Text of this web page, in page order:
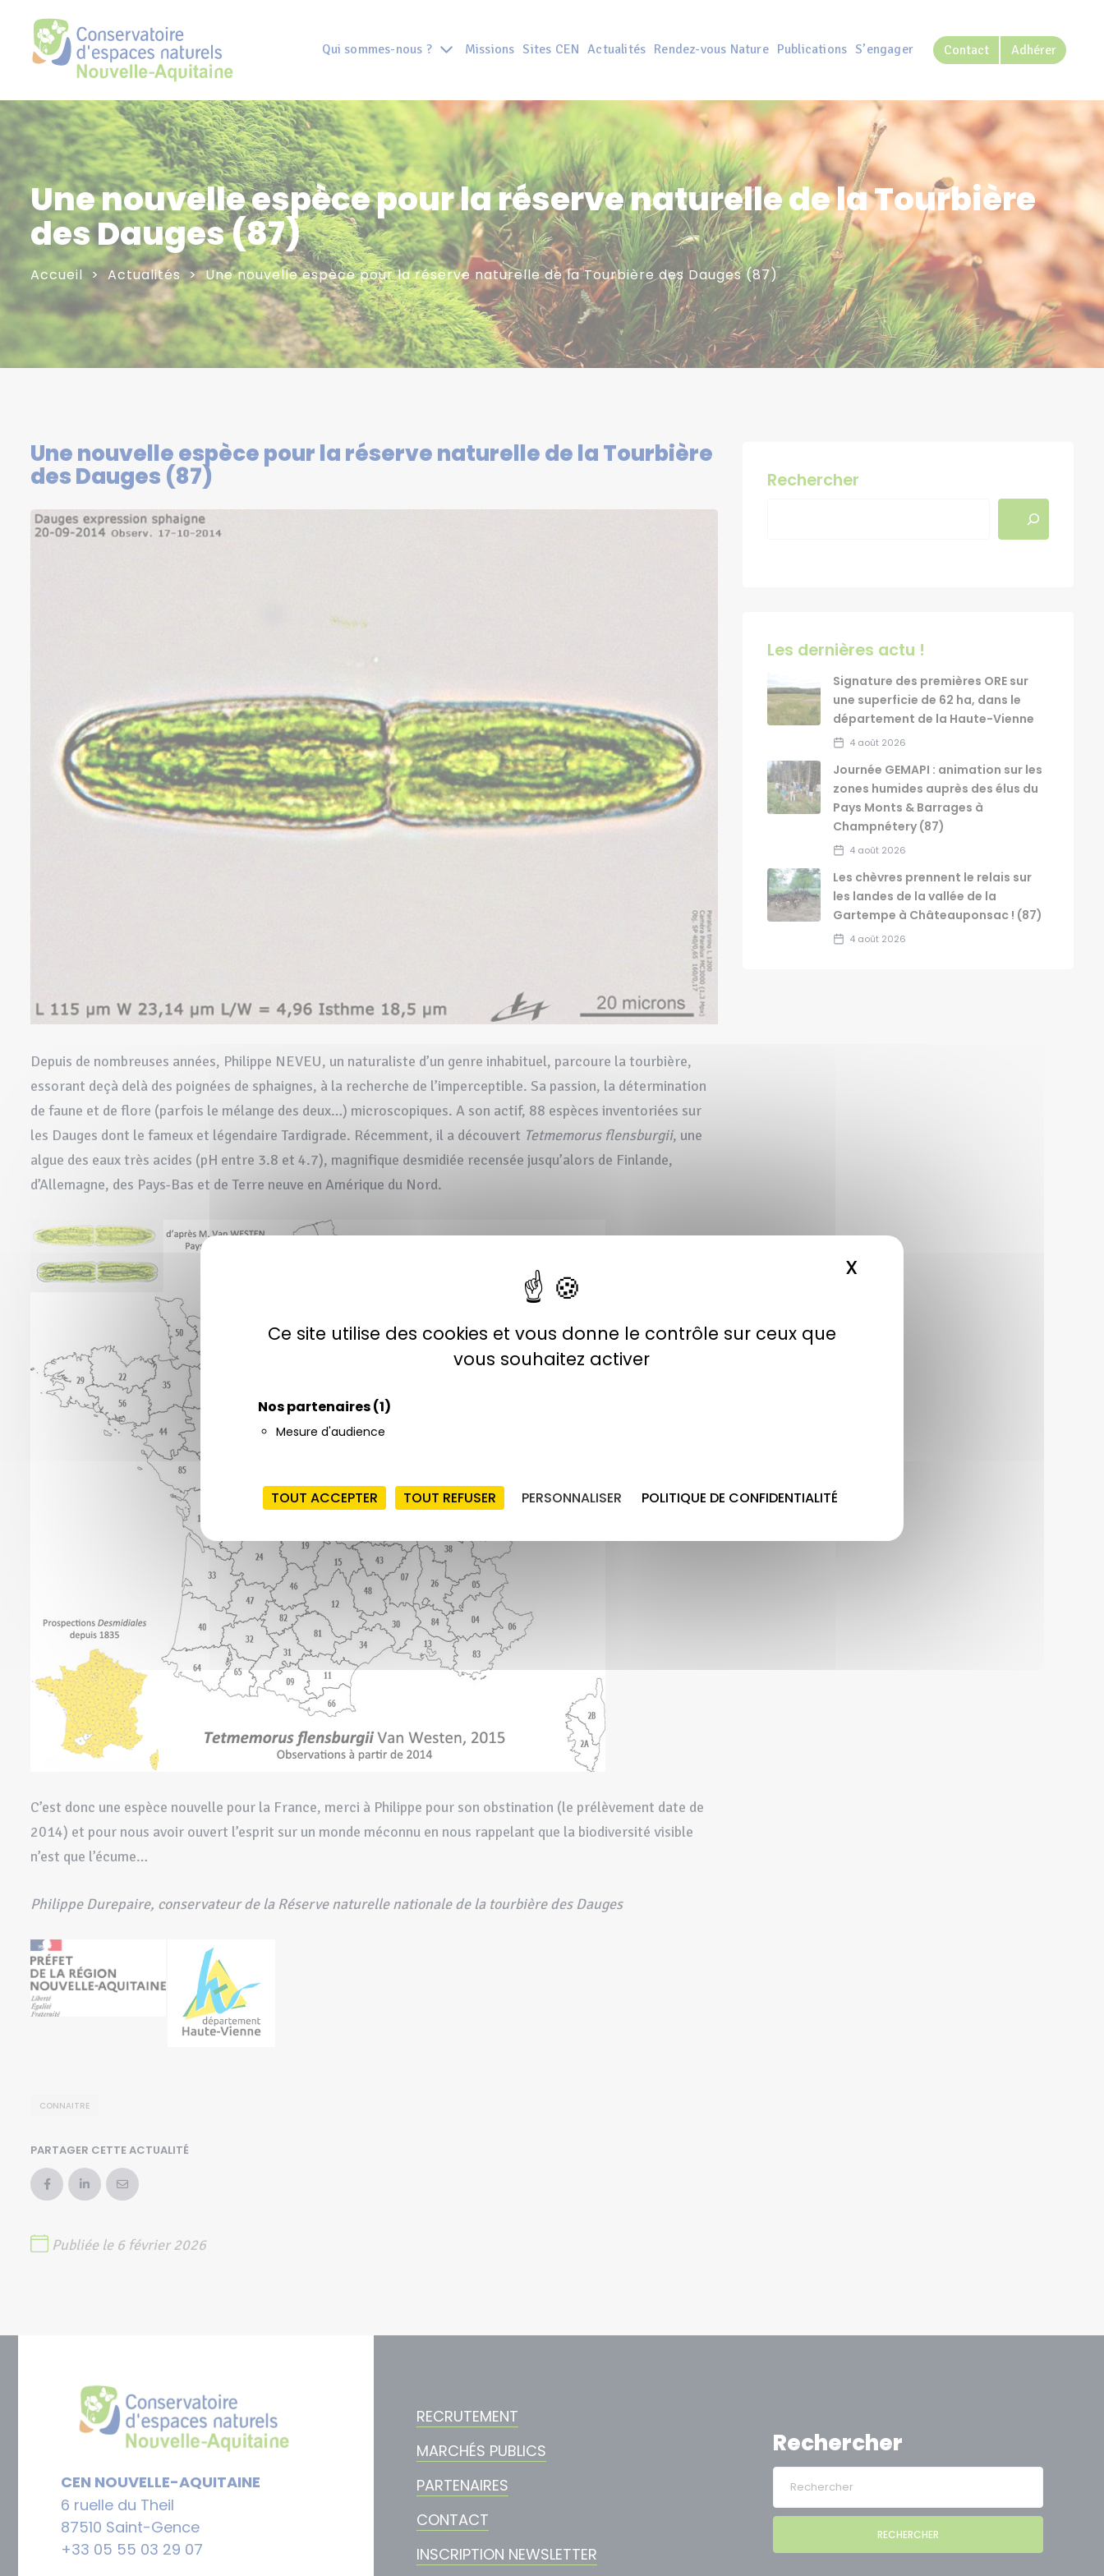
Ce site utilise des cookies et vous donne le contrôle sur ceux que
vous souhaitez activer
Nos partenaires(1)
Mesure d'audience
TOUT ACCEPTER TOUT REFUSER PERSONNALISER POLITIQUE DE CONFIDENTIALITÉ
X
Qui sommes-nous ? Missions Sites CEN Actualités Rendez-vous Nature Publications S’engager Contact Adhérer
Une nouvelle espèce pour la réserve naturelle de la Tourbière
des Dauges (87)
Accueil Actualités Une nouvelle espèce pour la réserve naturelle de la Tourbière des Dauges (87)
Une nouvelle espèce pour la réserve naturelle de la Tourbière
des Dauges (87)
Depuis de nombreuses années, Philippe NEVEU, un naturaliste d’un genre inhabituel, parcoure la tourbière,
essorant deçà delà des poignées de sphaignes, à la recherche de l’imperceptible. Sa passion, la détermination
de faune et de flore (parfois le mélange des deux…) microscopiques. A son actif, 88 espèces inventoriées sur
les Dauges dont le fameux et légendaire Tardigrade. Récemment, il a découvert Tetmemorus flensburgii, une
algue des eaux très acides (pH entre 3.8 et 4.7), magnifique desmidiée recensée jusqu’alors de Finlande,
d’Allemagne, des Pays-Bas et de Terre neuve en Amérique du Nord.
C’est donc une espèce nouvelle pour la France, merci à Philippe pour son obstination (le prélèvement date de
2014) et pour nous avoir ouvert l’esprit sur un monde méconnu en nous rappelant que la biodiversité visible
n’est que l’écume…
Philippe Durepaire, conservateur de la Réserve naturelle nationale de la tourbière des Dauges
CONNAITRE
PARTAGER CETTE ACTUALITÉ
Publiée le 6 février 2026
Rechercher
Les dernières actu !
Signature des premières ORE sur
une superficie de 62 ha, dans le
département de la Haute-Vienne
4 août 2026
Journée GEMAPI : animation sur les
zones humides auprès des élus du
Pays Monts & Barrages à
Champnétery (87)
4 août 2026
Les chèvres prennent le relais sur
les landes de la vallée de la
Gartempe à Châteauponsac ! (87)
4 août 2026
CEN NOUVELLE-AQUITAINE
6 ruelle du Theil
87510 Saint-Gence
+33 05 55 03 29 07
RECRUTEMENT
MARCHÉS PUBLICS
PARTENAIRES
CONTACT
INSCRIPTION NEWSLETTER
Rechercher
RECHERCHER